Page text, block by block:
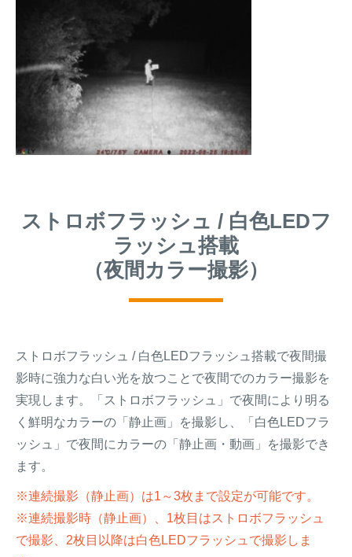
ストロボフラッシュ / 白色LEDフ
ラッシュ搭載
（夜間カラー撮影）
ストロボフラッシュ / 白色LEDフラッシュ搭載で夜間撮
影時に強力な白い光を放つことで夜間でのカラー撮影を
実現します。「ストロボフラッシュ」で夜間により明る
く鮮明なカラーの「静止画」を撮影し、「白色LEDフラ
ッシュ」で夜間にカラーの「静止画・動画」を撮影でき
ます。
※連続撮影（静止画）は1～3枚まで設定が可能です。
※連続撮影時（静止画）、1枚目はストロボフラッシュ
で撮影、2枚目以降は白色LEDフラッシュで撮影しま